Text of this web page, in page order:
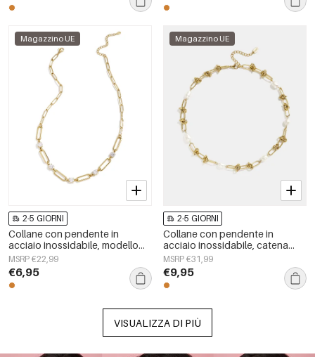
Magazzino UE
2-5 GIORNI
Collane con pendente in
acciaio inossidabile, modello
Circle Simple, serie Daily Simple,
gioielli da donna
MSRP €22,99
€6,95
Magazzino UE
2-5 GIORNI
Collane con pendente in
acciaio inossidabile, catena
semplice, serie Simple Daily,
gioielli da donna
MSRP €31,99
€9,95
VISUALIZZA DI PIÙ